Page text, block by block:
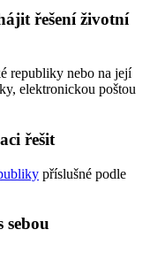
řešení životní
republiky nebo na její
elektronickou poštou
řešit
příslušné podle
sebou